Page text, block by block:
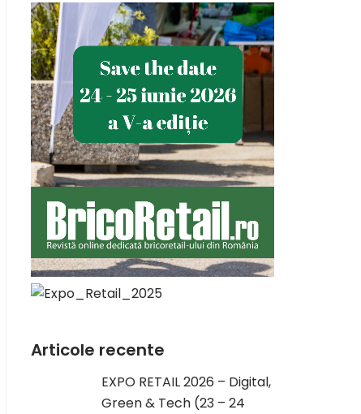
Articole recente
EXPO RETAIL 2026 – Digital,
Green & Tech (23 – 24